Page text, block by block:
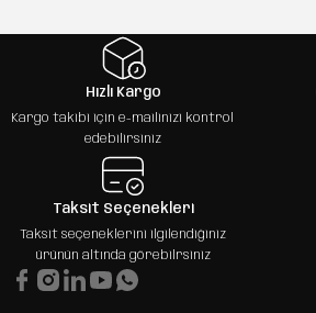
Hızlı Kargo
Kargo takibi için e-mailinizi kontrol
edebilirsiniz
Taksit Seçenekleri
Taksit seçeneklerini ilgilendiğiniz
ürünün altında görebilrsiniz